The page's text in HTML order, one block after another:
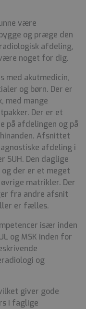
være
og præge den
afdeling,
noget for dig.
med akutmedicin,
og børn. Der er
med mange
Der er et
på afdelingen og på
Afsnittet
afdeling i
SUH. Den daglige
der er et meget
matrikler. Der
fra andre afsnit
er fælles.
især inden
og MSK inden for
og
giver gode
i faglige